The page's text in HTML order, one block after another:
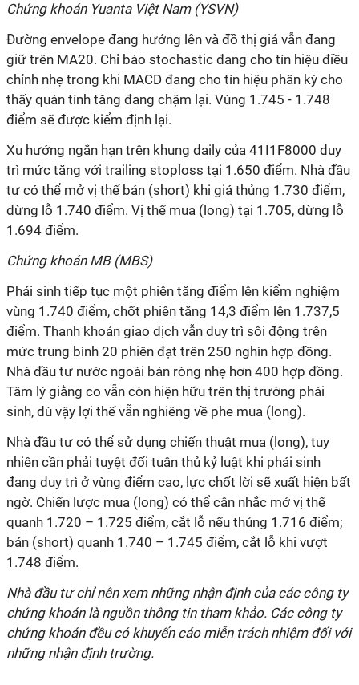
Chứng khoán Yuanta Việt Nam (YSVN)
Đường envelope đang hướng lên và đồ thị giá vẫn đang
giữ trên MA20. Chỉ báo stochastic đang cho tín hiệu điều
chỉnh nhẹ trong khi MACD đang cho tín hiệu phân kỳ cho
thấy quán tính tăng đang chậm lại. Vùng 1.745 - 1.748
điểm sẽ được kiểm định lại.
Xu hướng ngắn hạn trên khung daily của 41I1F8000 duy
trì mức tăng với trailing stoploss tại 1.650 điểm. Nhà đầu
tư có thể mở vị thế bán (short) khi giá thủng 1.730 điểm,
dừng lỗ 1.740 điểm. Vị thế mua (long) tại 1.705, dừng lỗ
1.694 điểm.
Chứng khoán MB (MBS)
Phái sinh tiếp tục một phiên tăng điểm lên kiểm nghiệm
vùng 1.740 điểm, chốt phiên tăng 14,3 điểm lên 1.737,5
điểm. Thanh khoản giao dịch vẫn duy trì sôi động trên
mức trung bình 20 phiên đạt trên 250 nghìn hợp đồng.
Nhà đầu tư nước ngoài bán ròng nhẹ hơn 400 hợp đồng.
Tâm lý giằng co vẫn còn hiện hữu trên thị trường phái
sinh, dù vậy lợi thế vẫn nghiêng về phe mua (long).
Nhà đầu tư có thể sử dụng chiến thuật mua (long), tuy
nhiên cần phải tuyệt đối tuân thủ kỷ luật khi phái sinh
đang duy trì ở vùng điểm cao, lực chốt lời sẽ xuất hiện bất
ngờ. Chiến lược mua (long) có thể cân nhắc mở vị thế
quanh 1.720 – 1.725 điểm, cắt lỗ nếu thủng 1.716 điểm;
bán (short) quanh 1.740 – 1.745 điểm, cắt lỗ khi vượt
1.748 điểm.
Nhà đầu tư chỉ nên xem những nhận định của các công ty
chứng khoán là nguồn thông tin tham khảo. Các công ty
chứng khoán đều có khuyến cáo miễn trách nhiệm đối với
những nhận định trường.